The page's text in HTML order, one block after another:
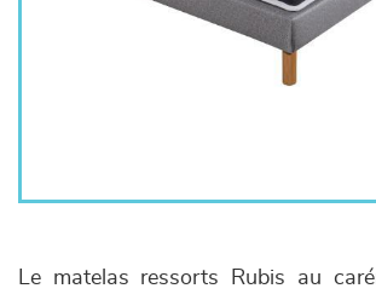
Le matelas ressorts Rubis au